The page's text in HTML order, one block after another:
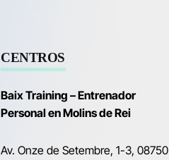
CENTROS
Baix Training – Entrenador
Personal en Molins de Rei
Av. Onze de Setembre, 1-3, 08750